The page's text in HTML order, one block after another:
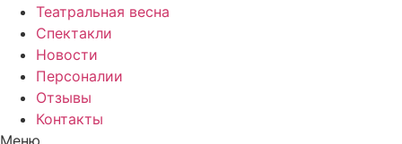
Театральная весна
Спектакли
Новости
Персоналии
Отзывы
Контакты
Меню